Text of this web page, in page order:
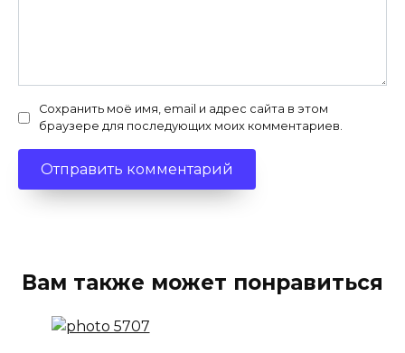
Сохранить моё имя, email и адрес сайта в этом
браузере для последующих моих комментариев.
Вам также может понравиться